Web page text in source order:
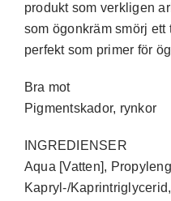
produkt som verkligen
som ögonkräm smörj
perfekt som primer för
Bra mot
Pigmentskador, rynkor
INGREDIENSER
Aqua [Vatten],
Kapryl-/